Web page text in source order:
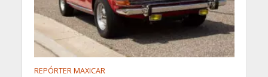
REPÓRTER MAXICAR